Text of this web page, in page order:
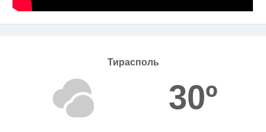
Тирасполь
30º